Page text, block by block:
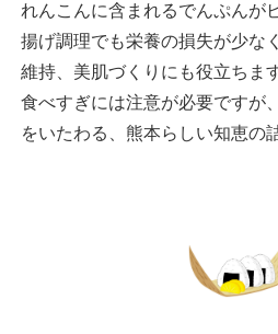
れんこんに含まれるでんぷんが
揚げ調理でも栄養の損失が少な
維持、美肌づくりにも役立ちま
食べすぎには注意が必要ですが
をいたわる、熊本らしい知恵の